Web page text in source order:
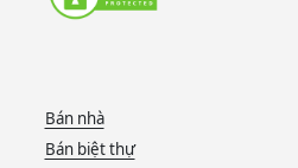
Bán nhà
Bán biệt thự